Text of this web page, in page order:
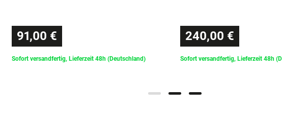
91,00 €
Sofort versandfertig, Lieferzeit 48h (Deutschland)
240,00 €
Sofort versandfertig, Lieferzeit 48h